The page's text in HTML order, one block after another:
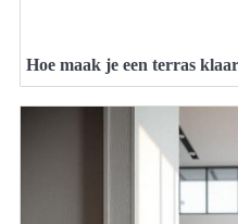
Hoe maak je een terras